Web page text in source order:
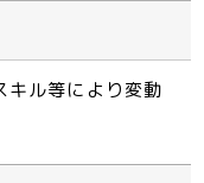
キル等により変動